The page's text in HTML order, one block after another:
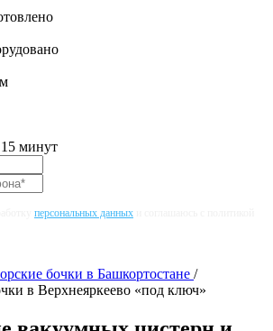
минут
персональных данных
бочки в Башкортостане /
в Верхнеяркеево «под ключ»